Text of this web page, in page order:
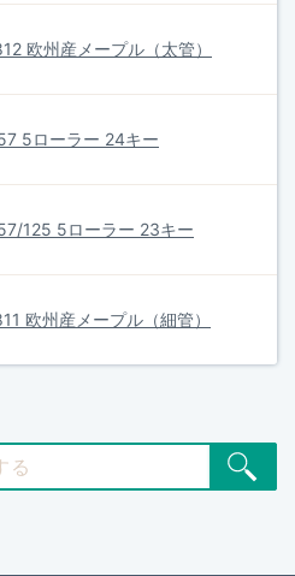
欧州産メープル（太管）
5ローラー 24キー
125 5ローラー 23キー
欧州産メープル（細管）